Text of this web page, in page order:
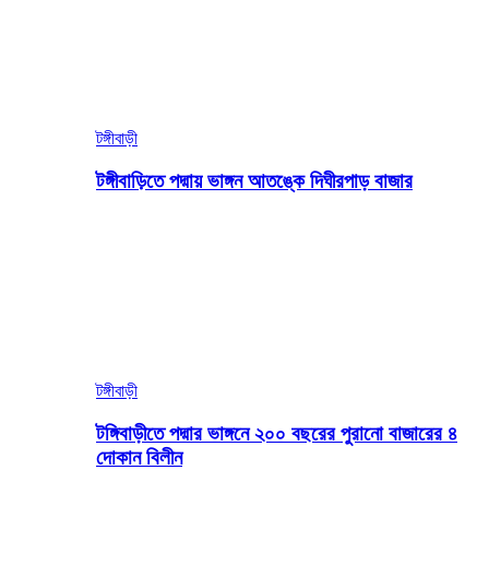
টঙ্গীবাড়ী
টঙ্গীবাড়িতে পদ্মায় ভাঙ্গন আতঙ্কে দিঘীরপাড় বাজার
টঙ্গীবাড়ী
টঙ্গিবাড়ীতে পদ্মার ভাঙ্গনে ২০০ বছরের পুরানো বাজারের ৪
দোকান বিলীন